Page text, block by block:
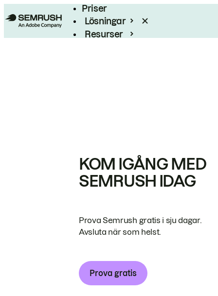
Priser
Lösningar
Resurser
KOM IGÅNG MED
SEMRUSH IDAG
Prova Semrush gratis i sju dagar.
Avsluta när som helst.
Prova gratis